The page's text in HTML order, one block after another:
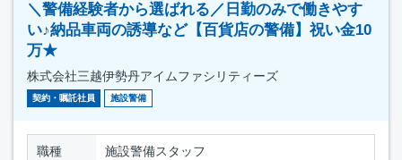
＼警備経験者から選ばれる／日勤のみで働きやす
い♪納品車両の誘導など【百貨店の警備】祝い金10
万★
株式会社三越伊勢丹アイムファシリティーズ
契約・嘱託社員 施設警備
職種 施設警備スタッフ